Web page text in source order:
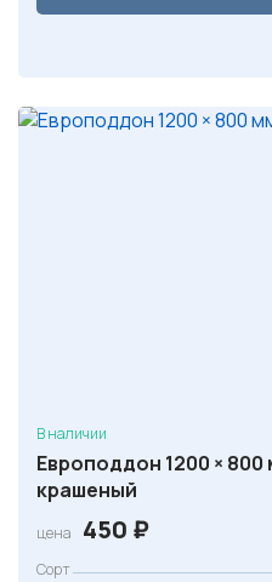
В наличии
Европоддон 1200 × 800
крашеный
цена 450 ₽
Сорт